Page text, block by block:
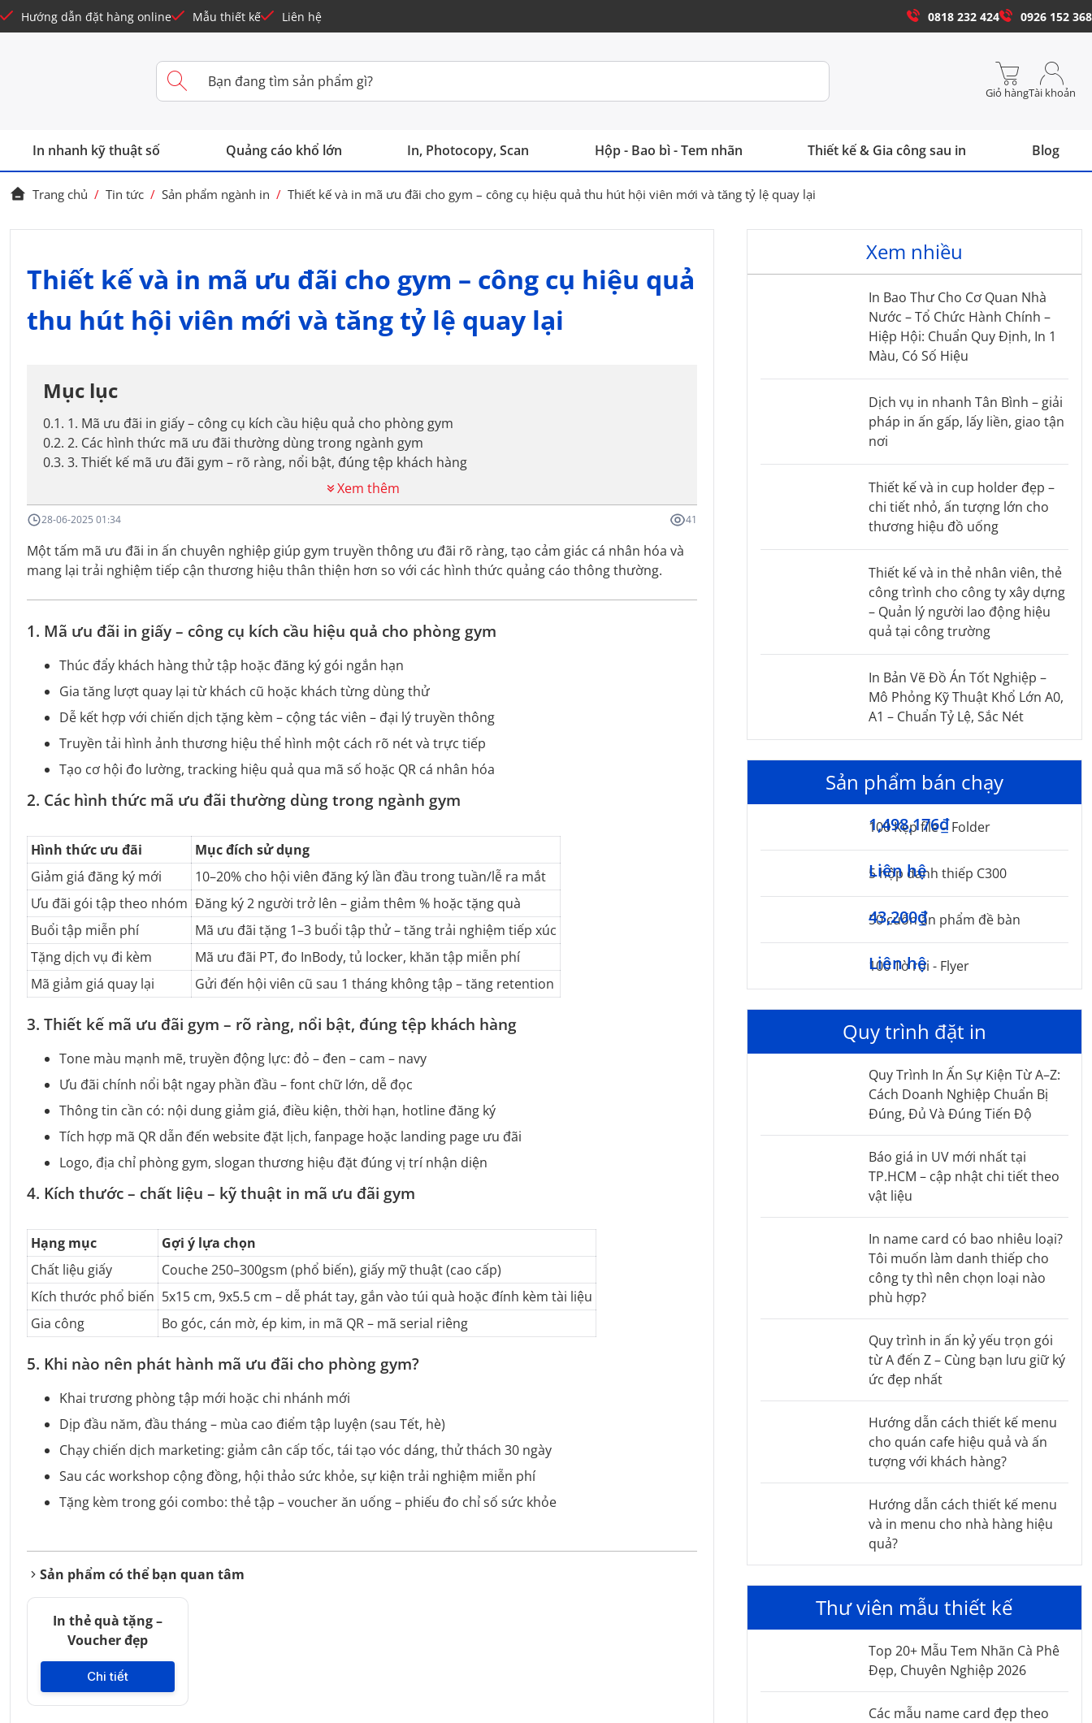
Hướng dẫn đặt hàng online Mẫu thiết kế Liên hệ 0818 232 424 0926 152 368
Giỏ hàngTài khoản
In nhanh kỹ thuật số Quảng cáo khổ lớn In, Photocopy, Scan Hộp - Bao bì - Tem nhãn Thiết kế & Gia công sau in Blog
Trang chủ / Tin tức / Sản phẩm ngành in / Thiết kế và in mã ưu đãi cho gym – công cụ hiệu quả thu hút hội viên mới và tăng tỷ lệ quay lại
Thiết kế và in mã ưu đãi cho gym – công cụ hiệu quả
thu hút hội viên mới và tăng tỷ lệ quay lại
Mục lục
0.1. 1. Mã ưu đãi in giấy – công cụ kích cầu hiệu quả cho phòng gym
0.2. 2. Các hình thức mã ưu đãi thường dùng trong ngành gym
0.3. 3. Thiết kế mã ưu đãi gym – rõ ràng, nổi bật, đúng tệp khách hàng
Xem thêm
28-06-2025 01:34 41
Một tấm mã ưu đãi in ấn chuyên nghiệp giúp gym truyền thông ưu đãi rõ ràng, tạo cảm giác cá nhân hóa và
mang lại trải nghiệm tiếp cận thương hiệu thân thiện hơn so với các hình thức quảng cáo thông thường.
1. Mã ưu đãi in giấy – công cụ kích cầu hiệu quả cho phòng gym
Thúc đẩy khách hàng thử tập hoặc đăng ký gói ngắn hạn
Gia tăng lượt quay lại từ khách cũ hoặc khách từng dùng thử
Dễ kết hợp với chiến dịch tặng kèm – cộng tác viên – đại lý truyền thông
Truyền tải hình ảnh thương hiệu thể hình một cách rõ nét và trực tiếp
Tạo cơ hội đo lường, tracking hiệu quả qua mã số hoặc QR cá nhân hóa
2. Các hình thức mã ưu đãi thường dùng trong ngành gym
Hình thức ưu đãi
Mục đích sử dụng
Giảm giá đăng ký mới
10–20% cho hội viên đăng ký lần đầu trong tuần/lễ ra mắt
Ưu đãi gói tập theo nhóm Đăng ký 2 người trở lên – giảm thêm % hoặc tặng quà
Buổi tập miễn phí
Mã ưu đãi tặng 1–3 buổi tập thử – tăng trải nghiệm tiếp xúc
Tặng dịch vụ đi kèm
Mã ưu đãi PT, đo InBody, tủ locker, khăn tập miễn phí
Mã giảm giá quay lại
Gửi đến hội viên cũ sau 1 tháng không tập – tăng retention
3. Thiết kế mã ưu đãi gym – rõ ràng, nổi bật, đúng tệp khách hàng
Tone màu mạnh mẽ, truyền động lực: đỏ – đen – cam – navy
Ưu đãi chính nổi bật ngay phần đầu – font chữ lớn, dễ đọc
Thông tin cần có: nội dung giảm giá, điều kiện, thời hạn, hotline đăng ký
Tích hợp mã QR dẫn đến website đặt lịch, fanpage hoặc landing page ưu đãi
Logo, địa chỉ phòng gym, slogan thương hiệu đặt đúng vị trí nhận diện
4. Kích thước – chất liệu – kỹ thuật in mã ưu đãi gym
Hạng mục
Gợi ý lựa chọn
Chất liệu giấy
Couche 250–300gsm (phổ biến), giấy mỹ thuật (cao cấp)
Kích thước phổ biến 5x15 cm, 9x5.5 cm – dễ phát tay, gắn vào túi quà hoặc đính kèm tài liệu
Gia công
Bo góc, cán mờ, ép kim, in mã QR – mã serial riêng
5. Khi nào nên phát hành mã ưu đãi cho phòng gym?
Khai trương phòng tập mới hoặc chi nhánh mới
Dịp đầu năm, đầu tháng – mùa cao điểm tập luyện (sau Tết, hè)
Chạy chiến dịch marketing: giảm cân cấp tốc, tái tạo vóc dáng, thử thách 30 ngày
Sau các workshop cộng đồng, hội thảo sức khỏe, sự kiện trải nghiệm miễn phí
Tặng kèm trong gói combo: thẻ tập – voucher ăn uống – phiếu đo chỉ số sức khỏe
Sản phẩm có thể bạn quan tâm
In thẻ quà tặng –
Voucher đẹp
Chi tiết
Xem nhiều
In Bao Thư Cho Cơ Quan Nhà
Nước – Tổ Chức Hành Chính –
Hiệp Hội: Chuẩn Quy Định, In 1
Màu, Có Số Hiệu
Dịch vụ in nhanh Tân Bình – giải
pháp in ấn gấp, lấy liền, giao tận
nơi
Thiết kế và in cup holder đẹp –
chi tiết nhỏ, ấn tượng lớn cho
thương hiệu đồ uống
Thiết kế và in thẻ nhân viên, thẻ
công trình cho công ty xây dựng
– Quản lý người lao động hiệu
quả tại công trường
In Bản Vẽ Đồ Án Tốt Nghiệp –
Mô Phỏng Kỹ Thuật Khổ Lớn A0,
A1 – Chuẩn Tỷ Lệ, Sắc Nét
Sản phẩm bán chạy
100 Kẹp file – Folder
1,498,176₫
5 hộp danh thiếp C300
Liên hệ
50 cuốn ấn phẩm đề bàn
43,200₫
100 Tờ rơi - Flyer
Liên hệ
Quy trình đặt in
Quy Trình In Ấn Sự Kiện Từ A–Z:
Cách Doanh Nghiệp Chuẩn Bị
Đúng, Đủ Và Đúng Tiến Độ
Báo giá in UV mới nhất tại
TP.HCM – cập nhật chi tiết theo
vật liệu
In name card có bao nhiêu loại?
Tôi muốn làm danh thiếp cho
công ty thì nên chọn loại nào
phù hợp?
Quy trình in ấn kỷ yếu trọn gói
từ A đến Z – Cùng bạn lưu giữ ký
ức đẹp nhất
Hướng dẫn cách thiết kế menu
cho quán cafe hiệu quả và ấn
tượng với khách hàng?
Hướng dẫn cách thiết kế menu
và in menu cho nhà hàng hiệu
quả?
Thư viên mẫu thiết kế
Top 20+ Mẫu Tem Nhãn Cà Phê
Đẹp, Chuyên Nghiệp 2026
Các mẫu name card đẹp theo